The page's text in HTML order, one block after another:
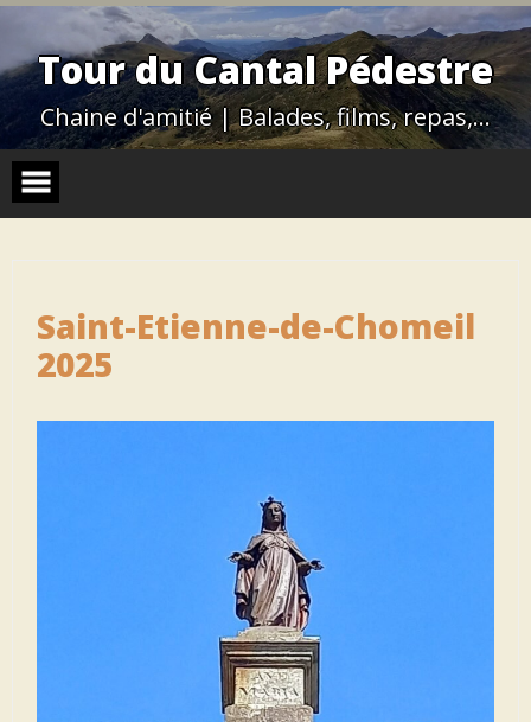
Skip
contentTour du Cantal Pédestre
Chaine d'amitié | Balades, films, repas,…
Saint-Etienne-de-Chomeil
2025